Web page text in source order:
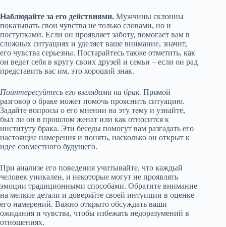
Наблюдайте за его действиями. Мужчины склонны
показывать свои чувства не только словами, но и
поступками. Если он проявляет заботу, помогает вам в
сложных ситуациях и уделяет ваше внимание, значит,
его чувства серьезны. Постарайтесь также отметить, как
он ведет себя в кругу своих друзей и семьи – если он рад
представить вас им, это хороший знак.
Поинтересуйтесь его взглядами на брак. Прямой
разговор о браке может помочь прояснить ситуацию.
Задайте вопросы о его мнении на эту тему и узнайте,
был ли он в прошлом женат или как относится к
институту брака. Эти беседы помогут вам разгадать его
настоящие намерения и понять, насколько он открыт к
идее совместного будущего.
При анализе его поведения учитывайте, что каждый
человек уникален, и некоторые могут не проявлять
эмоции традиционными способами. Обратите внимание
на мелкие детали и доверяйте своей интуиции в оценке
его намерений. Важно открыто обсуждать ваши
ожидания и чувства, чтобы избежать недоразумений в
отношениях.